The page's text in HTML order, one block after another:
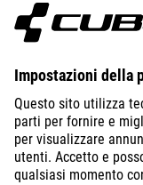
ABOUT US
EXPLORE